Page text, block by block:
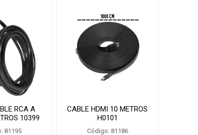
RCA A
10399
81195
CABLE HDMI 10 METROS
H0101
Código: 81186